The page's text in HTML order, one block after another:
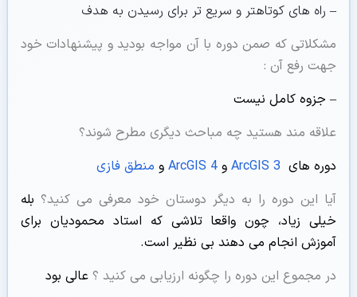
– راه های کوتاهتر و سریع تر برای رسیدن به هدف
مشکلاتی که صمن دوره با آن مواجه بودید و پیشنهادات خود
جهت رفع آن :
– جزوه کامل نیست
علاقه مند هستید چه مباحث دیگری مطرح شوند؟
دوره های
و ArcGIS 4و منطق فازی
آیا این دوره را به دیگر دوستان خود معرفی می کنید؟ بله
خیلی زیاد، چون واقعا تلاشی که استاد محمودیان برای
آموزش انجام می دهند بی نظیر است.
در مجموع این دوره را چگونه ارزیابی می کنید ؟ عالی بود